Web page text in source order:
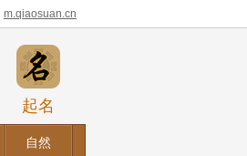
m.qiaosuan.cn
起名
自然